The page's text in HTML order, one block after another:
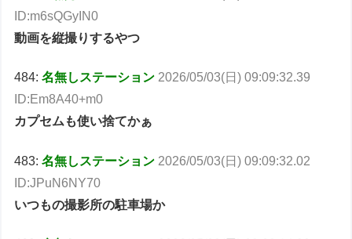
ID:m6sQGyIN0
動画を縦撮りするやつ
484:名無しステーション 2026/05/03(日) 09:09:32.39
ID:Em8A40+m0
カプセムも使い捨てかぁ
483:名無しステーション 2026/05/03(日) 09:09:32.02
ID:JPuN6NY70
いつもの撮影所の駐車場か